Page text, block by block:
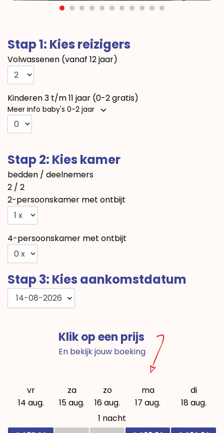
Stap 1: Kies reizigers
Volwassenen (vanaf 12 jaar)
Kinderen 3 t/m 11 jaar (0-2 gratis)
Meer info baby's 0-2 jaar
Stap 2: Kies kamer
bedden / deelnemers
2 / 2
2-persoonskamer met ontbijt
4-persoonskamer met ontbijt
Stap 3: Kies aankomstdatum
14-08-2026
Klik op een prijs
En bekijk jouw boeking
vr
14 aug.
za
15 aug.
zo
16 aug.
ma
17 aug.
di
18 aug.
1 nacht